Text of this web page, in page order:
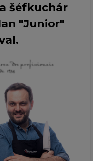
šéfkuchár
"Junior"